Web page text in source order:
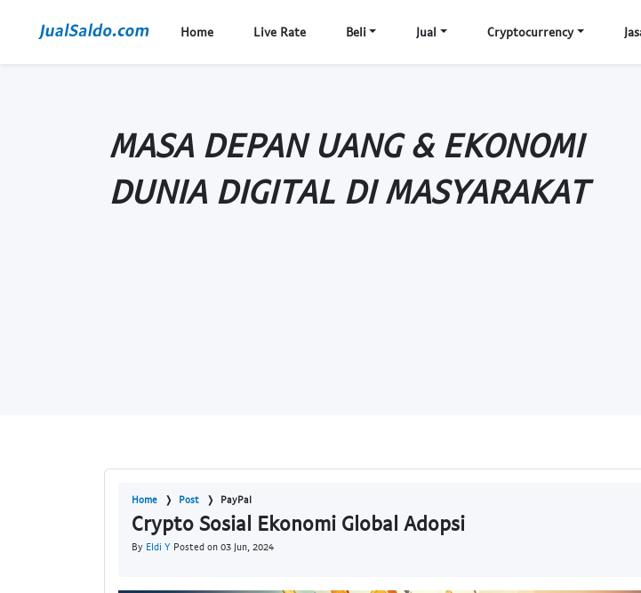
Home Live Rate Beli Jual Cryptocurrency
MASA DEPAN UANG & EKONOMI
DUNIA DIGITAL DI MASYARAKAT
Home Post PayPal
Crypto Sosial Ekonomi Global Adopsi
By Eldi Y Posted on 03 Jun, 2024